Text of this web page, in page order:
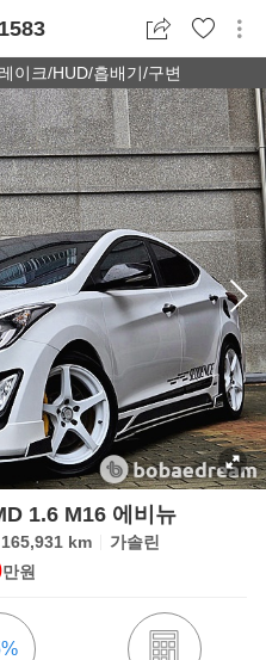
이크/HUD/흡배기/구변
1.6 M16 에비뉴
165,931 km 가솔린
만원